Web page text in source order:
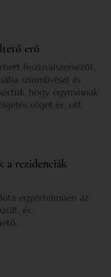
erő
fesztiválszervezőt,
színművészt és
hogy egymásnak
véget ér, ott
a rezidenciák
egyértelműen az
és